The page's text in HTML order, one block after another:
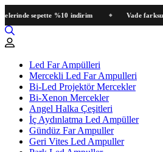
sepette %10 indirim Vade farksız 3
Led Far Ampülleri
Mercekli Led Far Ampulleri
Bi-Led Projektör Mercekler
Bi-Xenon Mercekler
Angel Halka Çeşitleri
İç Aydınlatma Led Ampüller
Gündüz Far Ampuller
Geri Vites Led Ampuller